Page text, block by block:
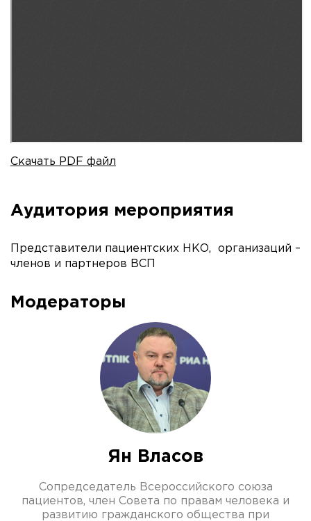
Скачать PDF файл
Аудитория мероприятия
Представители пациентских НКО, организаций –
членов и партнеров ВСП
Модераторы
Ян Власов
Сопредседатель Всероссийского союза
пациентов, член Совета по правам человека и
развитию гражданского общества при